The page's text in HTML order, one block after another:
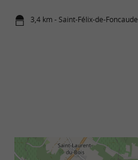
3,4 km - Saint-Félix-de-Foncaude